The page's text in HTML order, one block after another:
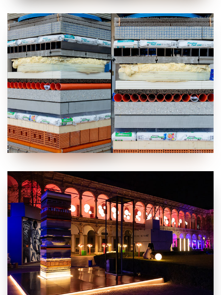
presente sito. Puoi gestire in maniera del tutto autonoma i
cookie tramite la sezione "Cookie Policy - Impostazioni
Cookie", accettando o inibendo l'utilizzo delle diverse
tipologie di Cookie attive sul nostro sito.
Clicca quiper visualizzare l’Informativa Privacy.